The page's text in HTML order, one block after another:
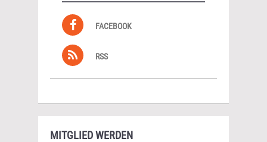
FACEBOOK
RSS
MITGLIED WERDEN